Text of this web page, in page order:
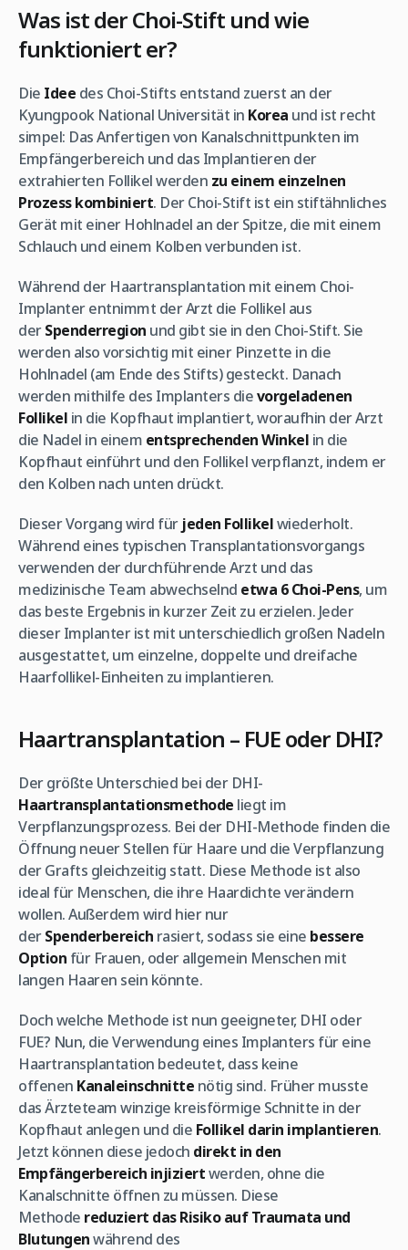
Was ist der Choi-Stift und wie
funktioniert er?
Die Idee des Choi-Stifts entstand zuerst an der
Kyungpook National Universität in Korea und ist recht
simpel: Das Anfertigen von Kanalschnittpunkten im
Empfängerbereich und das Implantieren der
extrahierten Follikel werden zu einem einzelnen
Prozess kombiniert. Der Choi-Stift ist ein stiftähnliches
Gerät mit einer Hohlnadel an der Spitze, die mit einem
Schlauch und einem Kolben verbunden ist.
Während der Haartransplantation mit einem Choi-
Implanter entnimmt der Arzt die Follikel aus
derSpenderregion und gibt sie in den Choi-Stift. Sie
werden also vorsichtig mit einer Pinzette in die
Hohlnadel (am Ende des Stifts) gesteckt. Danach
werden mithilfe des Implanters dievorgeladenen
Follikel in die Kopfhaut implantiert, woraufhin der Arzt
die Nadel in einem entsprechenden Winkel in die
Kopfhaut einführt und den Follikel verpflanzt, indem er
den Kolben nach unten drückt.
Dieser Vorgang wird für jeden Follikelwiederholt.
Während eines typischen Transplantationsvorgangs
verwenden der durchführende Arzt und das
medizinische Team abwechselnd etwa 6 Choi-Pens, um
das beste Ergebnis in kurzer Zeit zu erzielen. Jeder
dieser Implanter ist mit unterschiedlich großen Nadeln
ausgestattet, um einzelne, doppelte und dreifache
Haarfollikel-Einheiten zu implantieren.
Haartransplantation – FUE oder DHI?
Der größte Unterschied bei der DHI-
Haartransplantationsmethode liegt im
Verpflanzungsprozess. Bei der DHI-Methode finden die
Öffnung neuer Stellen für Haare und die Verpflanzung
der Grafts gleichzeitig statt. Diese Methode ist also
ideal für Menschen, die ihre Haardichte verändern
wollen. Außerdem wird hier nur
derSpenderbereich rasiert, sodass sie eine bessere
Option für Frauen, oder allgemein Menschen mit
langen Haaren sein könnte.
Doch welche Methode ist nun geeigneter, DHI oder
FUE? Nun, die Verwendung eines Implanters für eine
Haartransplantation bedeutet, dass keine
offenen Kanaleinschnitte nötig sind. Früher musste
das Ärzteteam winzige kreisförmige Schnitte in der
Kopfhaut anlegen und die Follikel darin implantieren.
Jetzt können diese jedoch direkt in den
Empfängerbereich injiziertwerden, ohne die
Kanalschnitte öffnen zu müssen. Diese
Methode reduziert das Risiko auf Traumata und
Blutungenwährend des